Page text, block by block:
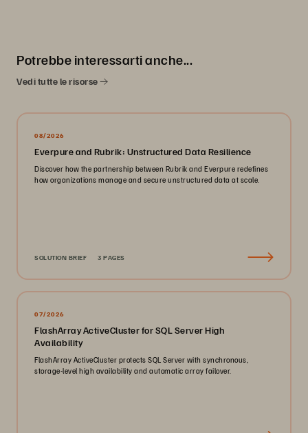
Potrebbe interessarti anche...
Vedi tutte le risorse
08/2026
Everpure and Rubrik: Unstructured Data Resilience
Discover how the partnership between Rubrik and Everpure redefines
how organizations manage and secure unstructured data at scale.
SOLUTION BRIEF 3 PAGES
07/2026
FlashArray ActiveCluster for SQL Server High
Availability
FlashArray ActiveCluster protects SQL Server with synchronous,
storage-level high availability and automatic array failover.